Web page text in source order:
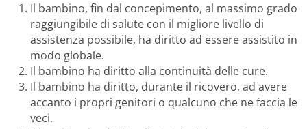
Il bambino, fin dal concepimento, al massimo grado
raggiungibile di salute con il migliore livello di
assistenza possibile, ha diritto ad essere assistito in
modo globale.
Il bambino ha diritto alla continuità delle cure.
Il bambino ha diritto, durante il ricovero, ad avere
accanto i propri genitori o qualcuno che ne faccia le
veci.